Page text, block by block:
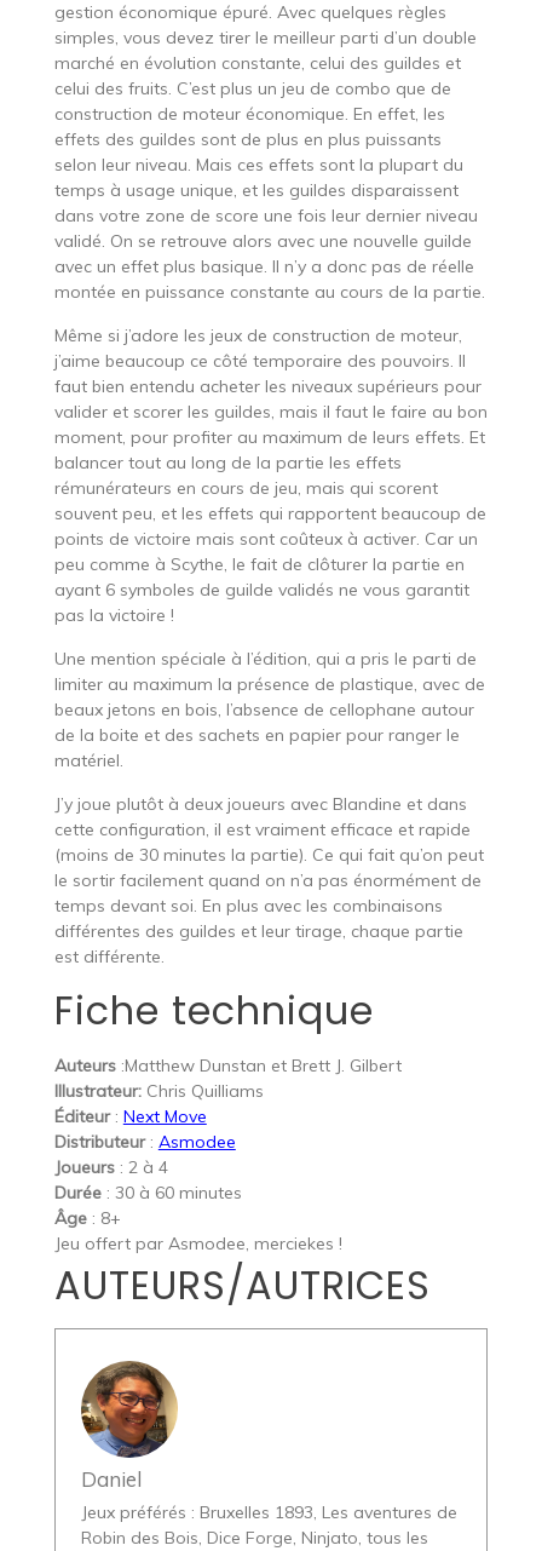
gestion économique épuré. Avec quelques règles
simples, vous devez tirer le meilleur parti d’un double
marché en évolution constante, celui des guildes et
celui des fruits. C’est plus un jeu de combo que de
construction de moteur économique. En effet, les
effets des guildes sont de plus en plus puissants
selon leur niveau. Mais ces effets sont la plupart du
temps à usage unique, et les guildes disparaissent
dans votre zone de score une fois leur dernier niveau
validé. On se retrouve alors avec une nouvelle guilde
avec un effet plus basique. Il n’y a donc pas de réelle
montée en puissance constante au cours de la partie.
Même si j’adore les jeux de construction de moteur,
j’aime beaucoup ce côté temporaire des pouvoirs. Il
faut bien entendu acheter les niveaux supérieurs pour
valider et scorer les guildes, mais il faut le faire au bon
moment, pour profiter au maximum de leurs effets. Et
balancer tout au long de la partie les effets
rémunérateurs en cours de jeu, mais qui scorent
souvent peu, et les effets qui rapportent beaucoup de
points de victoire mais sont coûteux à activer. Car un
peu comme à Scythe, le fait de clôturer la partie en
ayant 6 symboles de guilde validés ne vous garantit
pas la victoire !
Une mention spéciale à l’édition, qui a pris le parti de
limiter au maximum la présence de plastique, avec de
beaux jetons en bois, l’absence de cellophane autour
de la boite et des sachets en papier pour ranger le
matériel.
J’y joue plutôt à deux joueurs avec Blandine et dans
cette configuration, il est vraiment efficace et rapide
(moins de 30 minutes la partie). Ce qui fait qu’on peut
le sortir facilement quand on n’a pas énormément de
temps devant soi. En plus avec les combinaisons
différentes des guildes et leur tirage, chaque partie
est différente.
Fiche technique
Auteurs :Matthew Dunstan et Brett J. Gilbert
Illustrateur: Chris Quilliams
Éditeur : Next Move
Distributeur : Asmodee
Joueurs : 2 à 4
Durée : 30 à 60 minutes
Âge : 8+
Jeu offert par Asmodee, merciekes !
AUTEURS/AUTRICES
Daniel
Jeux préférés : Bruxelles 1893, Les aventures de
Robin des Bois, Dice Forge, Ninjato, tous les